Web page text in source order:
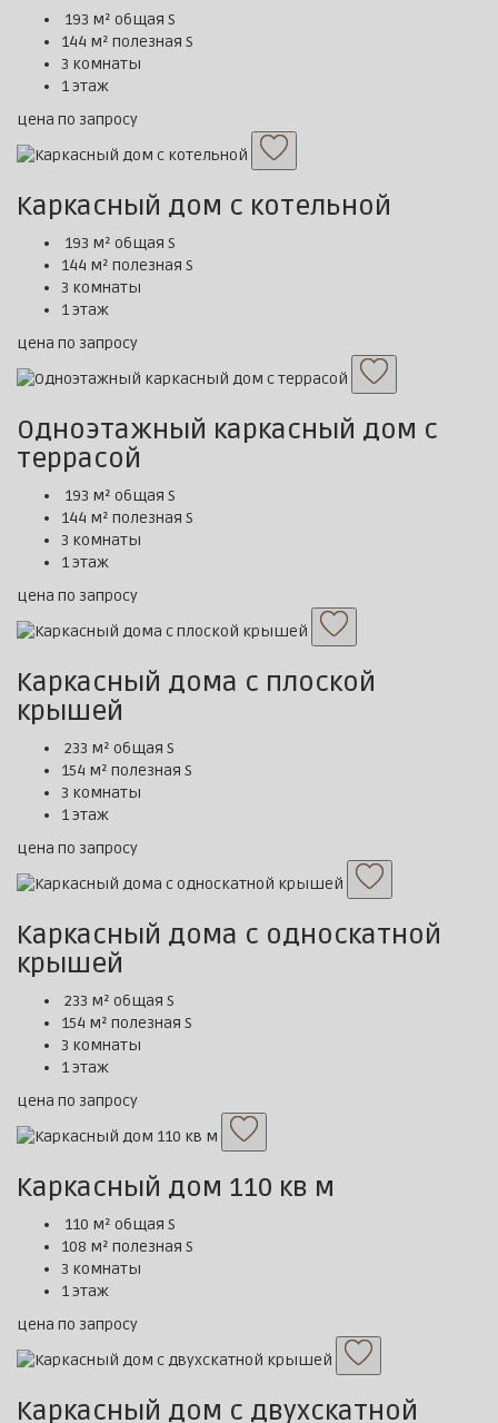
193 м² общая S
144 м² полезная S
3 комнаты
1 этаж
цена по запросу
Каркасный дом с котельной
193 м² общая S
144 м² полезная S
3 комнаты
1 этаж
цена по запросу
Одноэтажный каркасный дом с
террасой
193 м² общая S
144 м² полезная S
3 комнаты
1 этаж
цена по запросу
Каркасный дома с плоской
крышей
233 м² общая S
154 м² полезная S
3 комнаты
1 этаж
цена по запросу
Каркасный дома с односкатной
крышей
233 м² общая S
154 м² полезная S
3 комнаты
1 этаж
цена по запросу
Каркасный дом 110 кв м
110 м² общая S
108 м² полезная S
3 комнаты
1 этаж
цена по запросу
Каркасный дом с двухскатной